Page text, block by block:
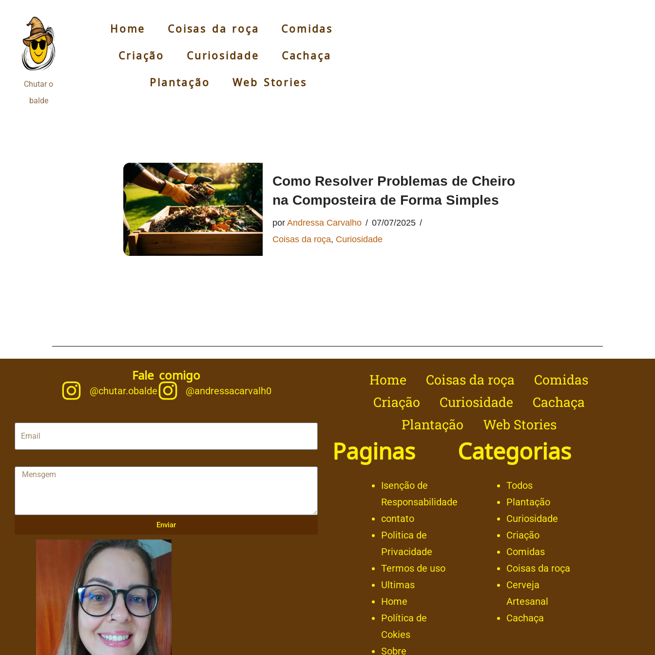
Pular
para
conteúdo
Chutar o
balde
Home Coisas da roça Comidas
Criação Curiosidade Cachaça
Plantação Web Stories
Como Resolver Problemas de Cheiro
na Composteira de Forma Simples
porAndressa Carvalho
07/07/2025
Coisas da roça, Curiosidade
Fale comigo
@chutar.obalde @andressacarvalh0
Enviar
Home Coisas da roça
Comidas
Criação
Curiosidade
Cachaça
Plantação
Web Stories
Paginas
Isenção de
Responsabilidade
contato
Politica de
Privacidade
Termos de uso
Ultimas
Home
Política de
Cokies
Sobre
Categorias
Todos
Plantação
Curiosidade
Criação
Comidas
Coisas da roça
Cerveja
Artesanal
Cachaça